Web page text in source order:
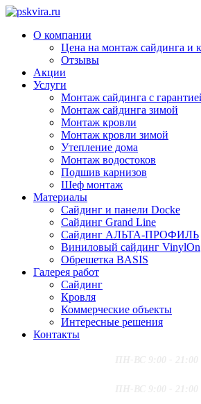
О компании
Цена на монтаж сайдинга и
Отзывы
Акции
Услуги
Монтаж сайдинга с
Монтаж сайдинга зимой
Монтаж кровли
Монтаж кровли зимой
Утепление дома
Монтаж водостоков
Подшив карнизов
Шеф монтаж
Материалы
Сайдинг и панели Docke
Сайдинг Grand Line
Сайдинг АЛЬТА-ПРОФИЛЬ
Виниловый сайдинг VinylOn
Обрешетка BASIS
Галерея работ
Сайдинг
Кровля
Коммерческие объекты
Интересные решения
Контакты